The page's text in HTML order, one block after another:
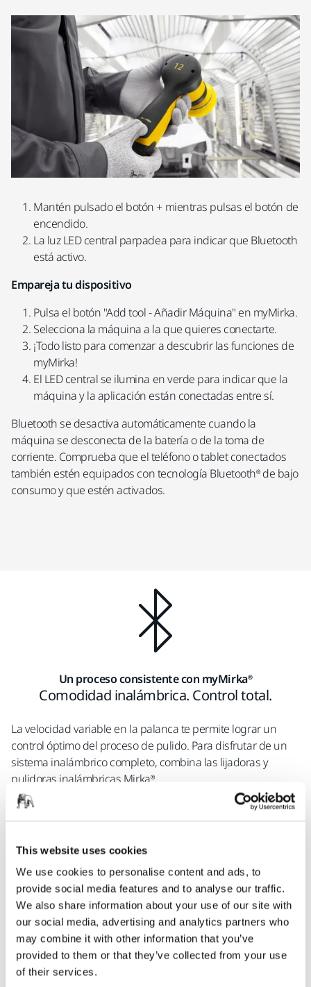
This website uses cookies
We use cookies to personalise content and ads, to
provide social media features and to analyse our traffic.
We also share information about your use of our site with
our social media, advertising and analytics partners who
may combine it with other information that you’ve
provided to them or that they’ve collected from your use
of their services.
Mantén pulsado el botón + mientras pulsas el botón de
encendido.
La luz LED central parpadea para indicar que Bluetooth
está activo.
Empareja tu dispositivo
Pulsa el botón "Add tool - Añadir Máquina" en myMirka.
Selecciona la máquina a la que quieres conectarte.
¡Todo listo para comenzar a descubrir las funciones de
myMirka!
El LED central se ilumina en verde para indicar que la
máquina y la aplicación están conectadas entre sí.
Bluetooth se desactiva automáticamente cuando la
máquina se desconecta de la batería o de la toma de
corriente. Comprueba que el teléfono o tablet conectados
también estén equipados con tecnología Bluetooth® de bajo
consumo y que estén activados.
Un proceso consistente con myMirka®
Comodidad inalámbrica. Control total.
La velocidad variable en la palanca te permite lograr un
control óptimo del proceso de pulido. Para disfrutar de un
sistema inalámbrico completo, combina las lijadoras y
pulidoras inalámbricas Mirka®.
Cada pulidora inalámbrica se entrega con dos baterías de
separado).
Las máquinas inalámbricas de Mirka son modelos de gama
alta con conectividad Bluetooth, por lo que cuentan con
funciones adicionales disponibles a través de la app
myMirka. La app myMirka tiene gestión de rango de
revoluciones (RPM) y función de parada automática
(compras en la aplicación), lo que te proporciona un control